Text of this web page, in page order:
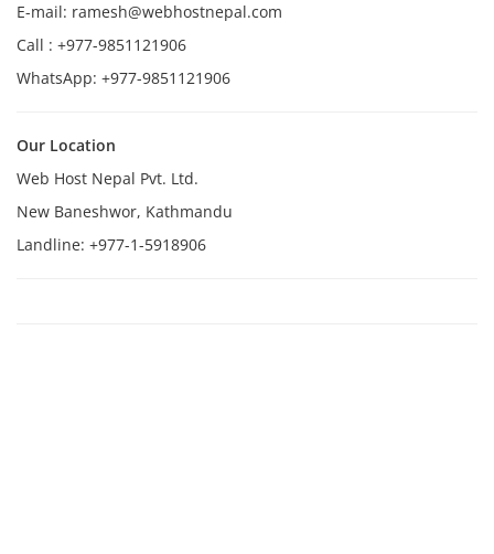
E-mail: ramesh@webhostnepal.com
Call : +977-9851121906
WhatsApp: +977-9851121906
Our Location
Web Host Nepal Pvt. Ltd.
New Baneshwor, Kathmandu
Landline: +977-1-5918906